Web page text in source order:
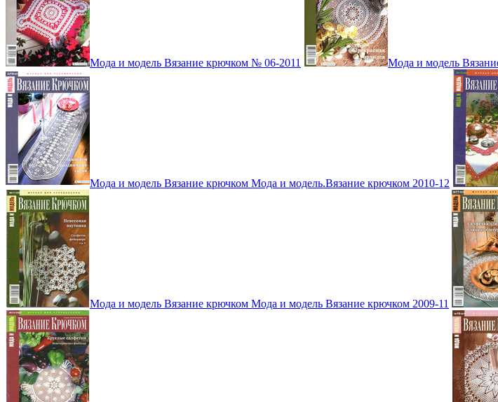
Мода и модель Вязание крючком № 06-2011 Мода и модель
Мода и модель Вязание крючком Мода и модель.Вязание крючком 2010-12
Мода и модель Вязание крючком Мода и модель Вязание крючком 2009-11